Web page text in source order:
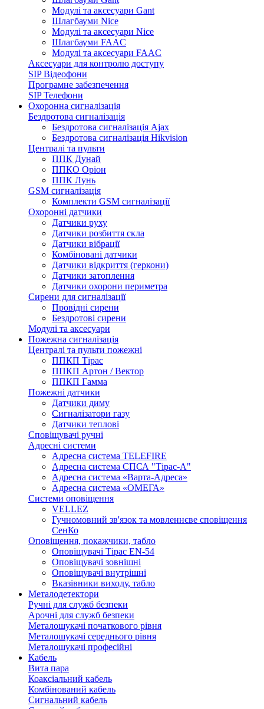
Модулі та аксесуари Gant
Шлагбауми Nice
Модулі та аксесуари Nice
Шлагбауми FAAC
Модулі та аксесуари FAAC
Аксесуари для контролю доступу
SIP Відеофони
Програмне забезпечення
SIP Телефони
Охоронна сигналізація
Бездротова сигналізація
Бездротова сигналізація Ajax
Бездротова сигналізація Hikvision
Централі та пульти
ППК Дунай
ППКО Оріон
ППК Лунь
GSM сигналізація
Комплекти GSM сигналізації
Охоронні датчики
Датчики руху
Датчики розбиття скла
Датчики вібрації
Комбіновані датчики
Датчики відкриття (геркони)
Датчики затоплення
Датчики охорони периметра
Сирени для сигналізації
Провідні сирени
Бездротові сирени
Модулі та аксесуари
Пожежна сигналізація
Централі та пульти пожежні
ППКП Тірас
ППКП Артон / Вектор
ППКП Гамма
Пожежні датчики
Датчики диму
Сигналізатори газу
Датчики теплові
Сповіщувачі ручні
Адресні системи
Адресна система TELEFIRE
Адресна система СПСА "Тірас-А"
Адресна система «Варта-Адреса»
Адресна система «ОМЕГА»
Системи оповіщення
VELLEZ
Гучномовний зв'язок та мовленнєве сповіщення
СенКо
Оповіщення, покажчики, табло
Оповіщувачі Тірас EN-54
Оповіщувачі зовнішні
Оповіщувачі внутрішні
Вказівники виходу, табло
Металодетектори
Ручні для служб безпеки
Арочні для служб безпеки
Металошукачі початкового рівня
Металошукачі середнього рівня
Металошукачі професійні
Кабель
Вита пара
Коаксіальний кабель
Комбінований кабель
Сигнальний кабель